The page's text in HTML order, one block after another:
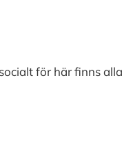
för här finns alla